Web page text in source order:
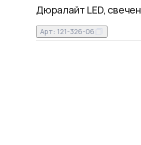
Дюралайт LED,
Арт: 121-326-06